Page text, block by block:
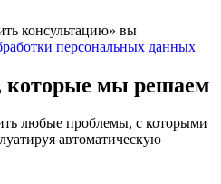
консультацию» вы
персональных данных
мы решаем
любые проблемы, с которыми
автоматическую